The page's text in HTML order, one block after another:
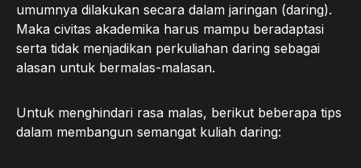
umumnya dilakukan secara dalam jaringan (daring).
Maka civitas akademika harus mampu beradaptasi
serta tidak menjadikan perkuliahan daring sebagai
alasan untuk bermalas-malasan.
Untuk menghindari rasa malas, berikut beberapa tips
dalam membangun semangat kuliah daring: